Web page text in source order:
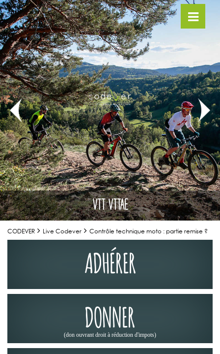
VTT VTTAE
CODEVER Live Codever Contrôle technique moto : partie remise ?
ADHÉRER
DONNER
(don ouvrant droit à réduction d'impots)